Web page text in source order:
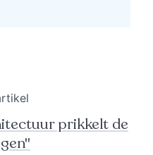
prikkelt de